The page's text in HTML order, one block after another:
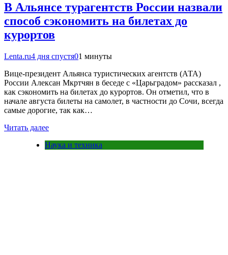
В Альянсе турагентств России назвали
способ сэкономить на билетах до
курортов
Lenta.ru4 дня спустя01 минуты
Вице-президент Альянса туристических агентств (АТА)
России Алексан Мкртчян в беседе с «Царьградом» рассказал ,
как сэкономить на билетах до курортов. Он отметил, что в
начале августа билеты на самолет, в частности до Сочи, всегда
самые дорогие, так как…
Читать далее
Наука и техника